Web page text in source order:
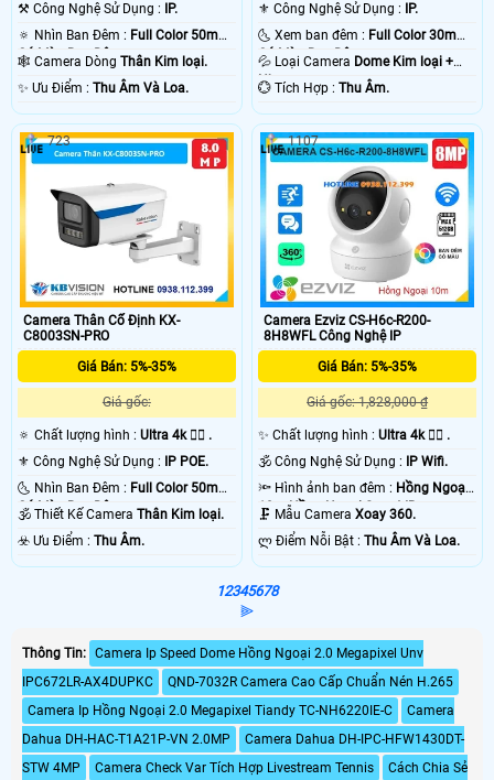
⚒ Công Nghệ Sử Dụng :
IP.
🔅 Nhìn Ban Đêm : Full Color 50m
Có Màu Ban Ðêm.
🕸️ Camera Dòng Thân Kim loại.
️✨ Ưu Điểm : Thu Âm Và Loa.
⚜️ Công Nghệ Sử Dụng :
IP.
🌜 Xem ban đêm : Full Color 30m
Có Màu Ban Ðêm.
💦 Loại Camera Dome Kim loại +
Nhựa.
️💮 Tích Hợp :Thu Âm.
Camera Thân Cố Định KX-
C8003SN-PRO
Giá Bán: 5%-35%
Giá gốc:
🔅 Chất lượng hình : Ultra 4k 👍🏾 .
⚜️ Công Nghệ Sử Dụng : IP POE.
🌜 Nhìn Ban Đêm : Full Color 50m
Có Màu Ban Ðêm.
🕉️ Thiết Kế Camera Thân Kim loại.
️☣️ Ưu Điểm : Thu Âm.
723
Camera Ezviz CS-H6c-R200-
8H8WFL Công Nghệ IP
Giá Bán: 5%-35%
Giá gốc: 1,828,000 ₫
✨ Chất lượng hình :Ultra 4k 👍🏾 .
🕉️ Công Nghệ Sử Dụng : IP Wifi.
🔦 Hình ảnh ban đêm : Hồng Ngoại
10m Hồng Ngoại Smart IR.
🗜️ Mẫu CameraXoay 360.
️ლ Điểm Nỗi Bật :Thu Âm Và Loa.
1107
12345678
⫸
Thông Tin: Camera Ip Speed Dome Hồng Ngoại 2.0 Megapixel Unv
IPC672LR-AX4DUPKC
QND-7032R Camera Cao Cấp Chuẩn Nén H.265
Camera Ip Hồng Ngoại 2.0 Megapixel Tiandy TC-NH6220IE-C
Camera
Dahua DH-HAC-T1A21P-VN 2.0MP
Camera Dahua DH-IPC-HFW1430DT-
STW 4MP
Camera Check Var Tích Hợp Livestream Tennis
Cách Chia Sẻ